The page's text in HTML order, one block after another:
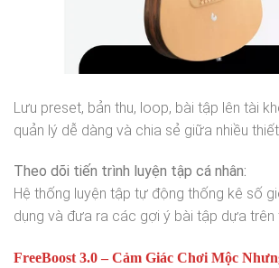
Lưu preset, bản thu, loop, bài tập lên tài
quản lý dễ dàng và chia sẻ giữa nhiều thiết
Theo dõi tiến trình luyện tập cá nhân:
Hệ thống luyện tập tự động thống kê số
dụng và đưa ra các gợi ý bài tập dựa trên
FreeBoost 3.0 – Cảm Giác Chơi Mộc